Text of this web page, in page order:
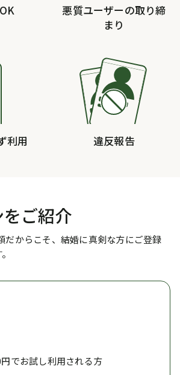
悪質ユーザーの取り締
まり
利用 違反報告
ご紹介
からこそ、結婚に真剣な方にご登録
でお試し利用される方